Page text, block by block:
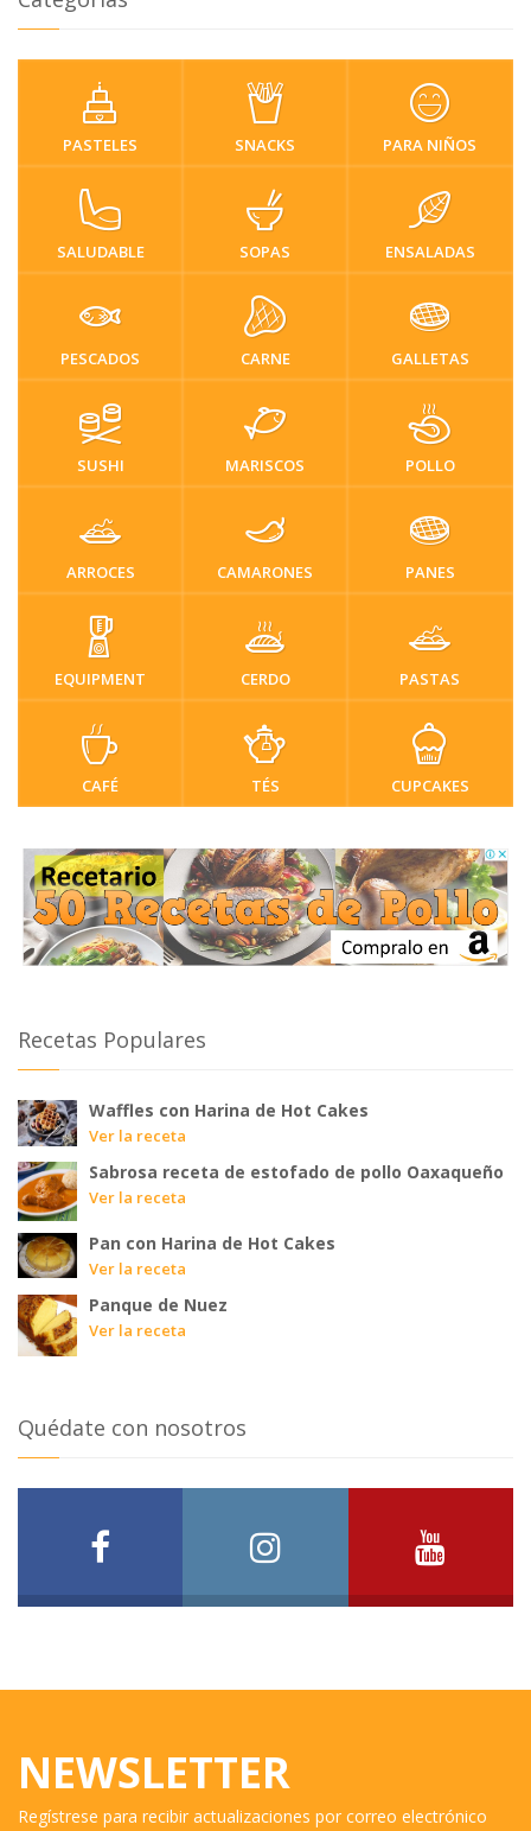
PASTELES SNACKS PARA NIÑOS
SALUDABLE SOPAS ENSALADAS
PESCADOS CARNE GALLETAS
SUSHI MARISCOS POLLO
ARROCES CAMARONES PANES
EQUIPMENT CERDO PASTAS
CAFÉ TÉS CUPCAKES
Recetas Populares
Waffles con Harina de Hot Cakes
Ver la receta
Sabrosa receta de estofado de pollo Oaxaqueño
Ver la receta
Pan con Harina de Hot Cakes
Ver la receta
Panque de Nuez
Ver la receta
Quédate con nosotros
NEWSLETTER
Regístrese para recibir actualizaciones por correo electrónico